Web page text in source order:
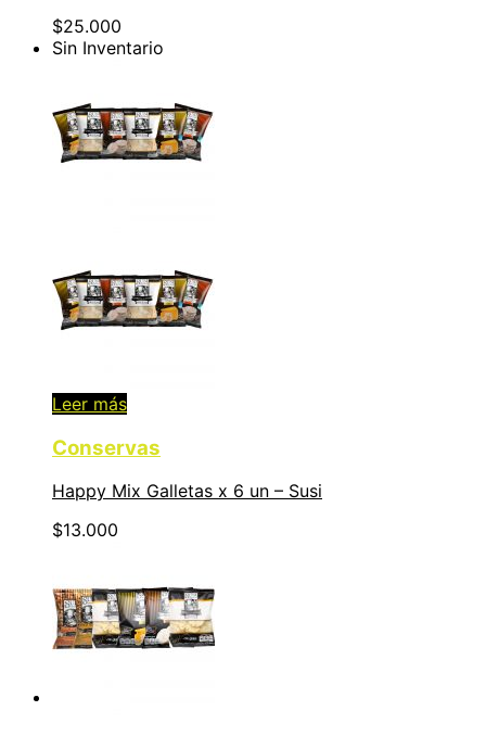
$25.000
Sin Inventario
Leer más
Conservas
Happy Mix Galletas x 6 un – Susi
$13.000